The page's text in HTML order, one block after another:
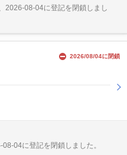
2026-08-04に登記を閉鎖しまし
2026/08/04に閉鎖
04に登記を閉鎖しました。